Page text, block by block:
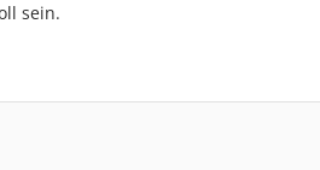
sein.